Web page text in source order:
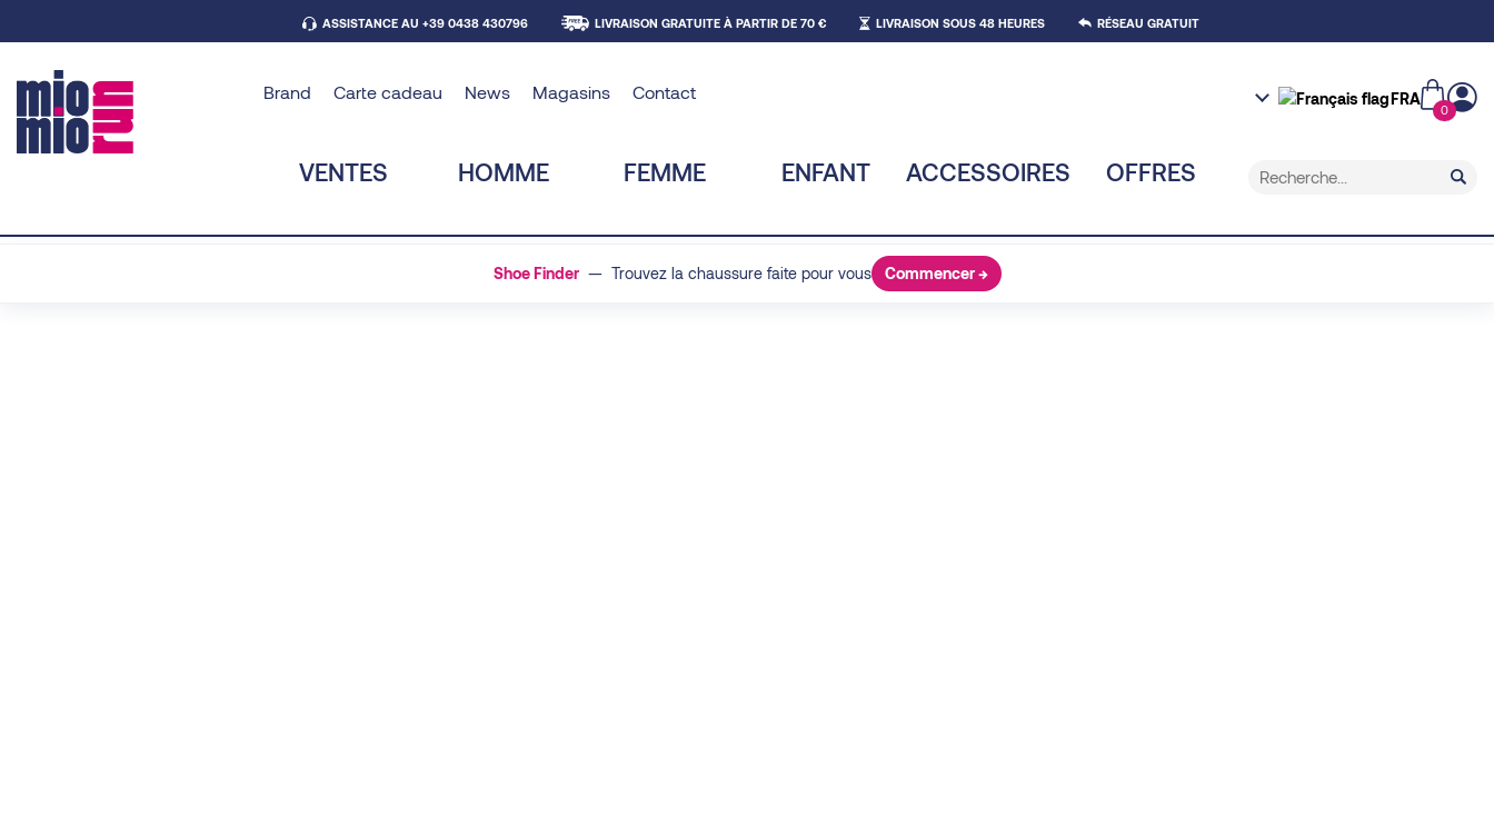
ASSISTANCE AU +39 0438 430796 LIVRAISON GRATUITE À PARTIR DE 70 € LIVRAISON SOUS 48 HEURES RÉSEAU GRATUIT
Brand Carte cadeau News Magasins Contact FRA
0
VENTES HOMME FEMME ENFANT ACCESSOIRES OFFRES
Shoe Finder— Trouvez la chaussure faite pour vous Commencer →